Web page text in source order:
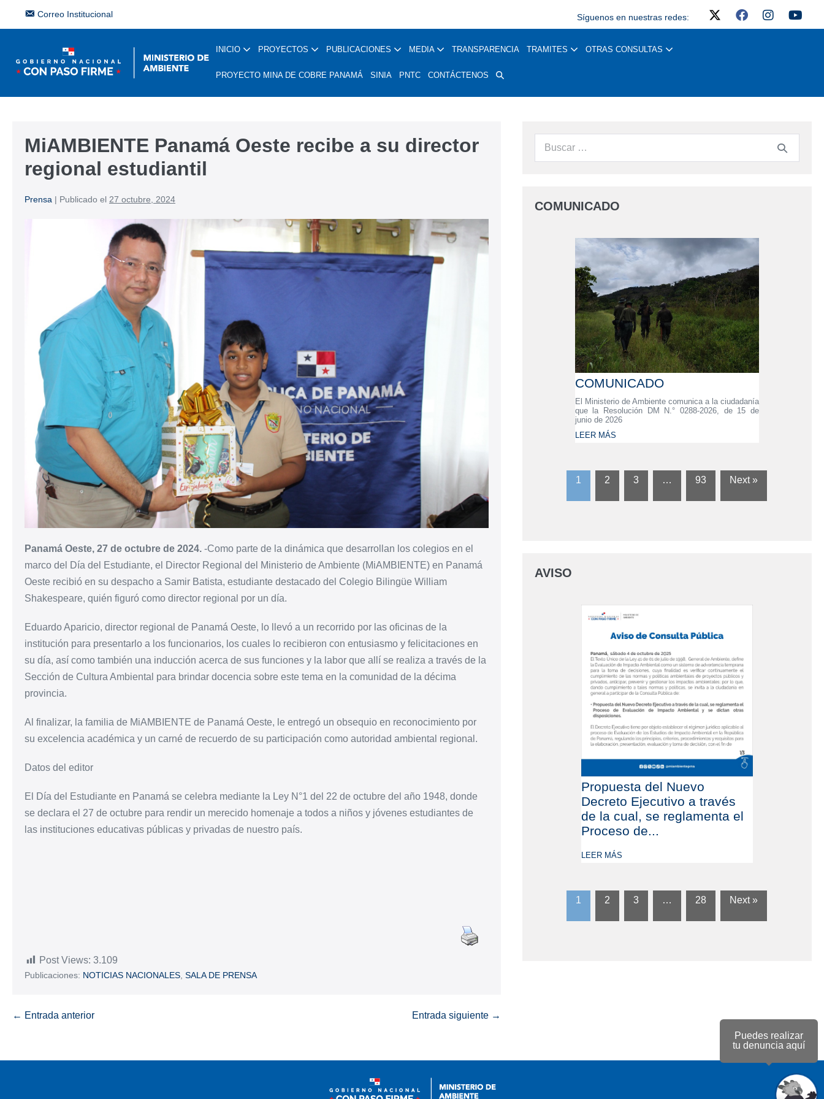
Puedes realizar
tu denuncia aquí
Correo Institucional Síguenos en nuestras redes:
INICIO PROYECTOS PUBLICACIONES MEDIA TRANSPARENCIA TRAMITES OTRAS CONSULTAS
PROYECTO MINA DE COBRE PANAMÁ SINIA PNTC CONTÁCTENOS
MiAMBIENTE Panamá Oeste recibe a su director
regional estudiantil
Prensa | Publicado el 27 octubre, 2024
Panamá Oeste, 27 de octubre de 2024. -Como parte de la dinámica que desarrollan los colegios en el
marco del Día del Estudiante, el Director Regional del Ministerio de Ambiente (MiAMBIENTE) en Panamá
Oeste recibió en su despacho a Samir Batista, estudiante destacado del Colegio Bilingüe William
Shakespeare, quién figuró como director regional por un día.
Eduardo Aparicio, director regional de Panamá Oeste, lo llevó a un recorrido por las oficinas de la
institución para presentarlo a los funcionarios, los cuales lo recibieron con entusiasmo y felicitaciones en
su día, así como también una inducción acerca de sus funciones y la labor que allí se realiza a través de la
Sección de Cultura Ambiental para brindar docencia sobre este tema en la comunidad de la décima
provincia.
Al finalizar, la familia de MiAMBIENTE de Panamá Oeste, le entregó un obsequio en reconocimiento por
su excelencia académica y un carné de recuerdo de su participación como autoridad ambiental regional.
Datos del editor
El Día del Estudiante en Panamá se celebra mediante la Ley N°1 del 22 de octubre del año 1948, donde
se declara el 27 de octubre para rendir un merecido homenaje a todos a niños y jóvenes estudiantes de
las instituciones educativas públicas y privadas de nuestro país.
Post Views: 3.109
Publicaciones: NOTICIAS NACIONALES SALA DE PRENSA
← Entrada anterior Entrada siguiente →
COMUNICADO
COMUNICADO
El Ministerio de Ambiente comunica a la ciudadanía
que la Resolución DM N.° 0288-2026, de 15 de
junio de 2026
LEER MÁS
1 2 3 … 93 Next »
AVISO
Propuesta del Nuevo
Decreto Ejecutivo a través
de la cual, se reglamenta el
Proceso de...
LEER MÁS
1 2 3 … 28 Next »